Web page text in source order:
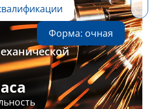
Форма: очная